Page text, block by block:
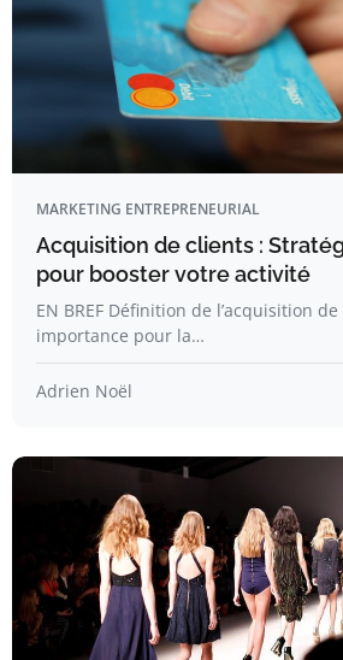
MARKETING ENTREPRENEURIAL
Acquisition de clients :
pour booster votre activité
EN BREF Définition de l’acquisition
importance pour la…
Adrien Noël